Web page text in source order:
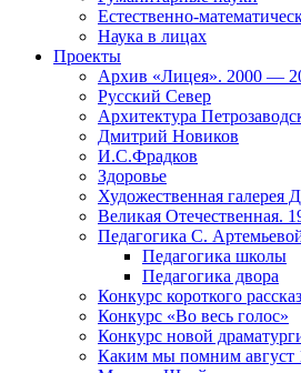
Естественно-
Наука в лицах
Проекты
Архив «Лицея». 2000 —
Русский Север
Архитектура
Дмитрий Новиков
И.С.Фрадков
Здоровье
Художественная галерея
Великая Отечественная.
Педагогика С.
Педагогика школы
Педагогика двора
Конкурс короткого
Конкурс «Во весь голос»
Конкурс новой
Каким мы помним август